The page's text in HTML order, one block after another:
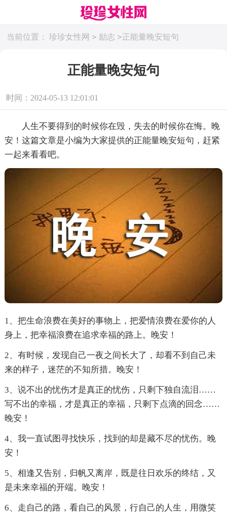
当前位置： 珍珍女性网 > 励志 >正能量晚安短句
正能量晚安短句
时间：2024-05-13 12:01:01
人生不要得到的时候你在毁，失去的时候你在悔。晚
安！这篇文章是小编为大家提供的正能量晚安短句，赶紧
一起来看看吧。
1、把生命浪费在美好的事物上，把爱情浪费在爱你的人
身上，把幸福浪费在追求幸福的路上。晚安！
2、有时候，发现自己一夜之间长大了，却看不到自己未
来的样子，迷茫的不知所措。晚安！
3、说不出的忧伤才是真正的忧伤，只剩下独自流泪……
写不出的幸福，才是真正的幸福，只剩下点滴的回念……
晚安！
4、我一直试图寻找快乐，找到的却是藏不尽的忧伤。晚
安！
5、相逢又告别，归帆又离岸，既是往日欢乐的终结，又
是未来幸福的开端。晚安！
6、走自己的路，看自己的风景，行自己的人生，用微笑